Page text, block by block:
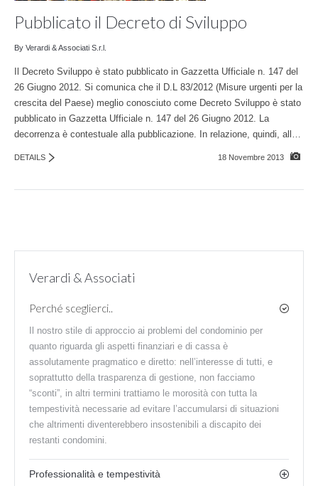
Pubblicato il Decreto di Sviluppo
By Verardi & Associati S.r.l.
Il Decreto Sviluppo è stato pubblicato in Gazzetta Ufficiale n. 147 del
26 Giugno 2012. Si comunica che il D.L 83/2012 (Misure urgenti per la
crescita del Paese) meglio conosciuto come Decreto Sviluppo è stato
pubblicato in Gazzetta Ufficiale n. 147 del 26 Giugno 2012. La
decorrenza è contestuale alla pubblicazione. In relazione, quindi, all…
18 Novembre 2013
DETAILS
Verardi & Associati
Perché sceglierci..
Il nostro stile di approccio ai problemi del condominio per
quanto riguarda gli aspetti finanziari e di cassa è
assolutamente pragmatico e diretto: nell’interesse di tutti, e
soprattutto della trasparenza di gestione, non facciamo
“sconti”, in altri termini trattiamo le morosità con tutta la
tempestività necessarie ad evitare l’accumularsi di situazioni
che altrimenti diventerebbero insostenibili a discapito dei
restanti condomini.
Professionalità e tempestività